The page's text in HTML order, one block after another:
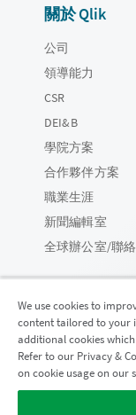
關於 Qlik
公司
領導能力
CSR
DEI&B
學院方案
合作夥伴方案
職業生涯
新聞編輯室
全球辦公室/聯
法律合約 產
We use cookies to
content tailored to your
additional cookies
Refer to our Privacy &
on cookie usage on our